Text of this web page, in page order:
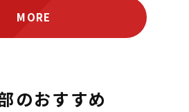
MORE
のおすすめ